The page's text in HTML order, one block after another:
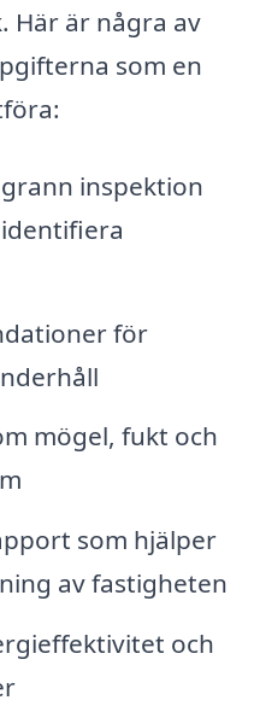
Här är några av
som en
inspektion
för
mögel, fukt och
som hjälper
av fastigheten
och